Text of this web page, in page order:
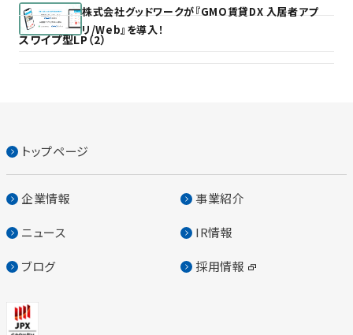
スワイプ型LP（2）
株式会社グッドワークが『GMO賃貸DX 入居者アプ
リ/Web』を導入！
トップページ
企業情報 事業紹介
ニュース IR情報
ブログ 採用情報